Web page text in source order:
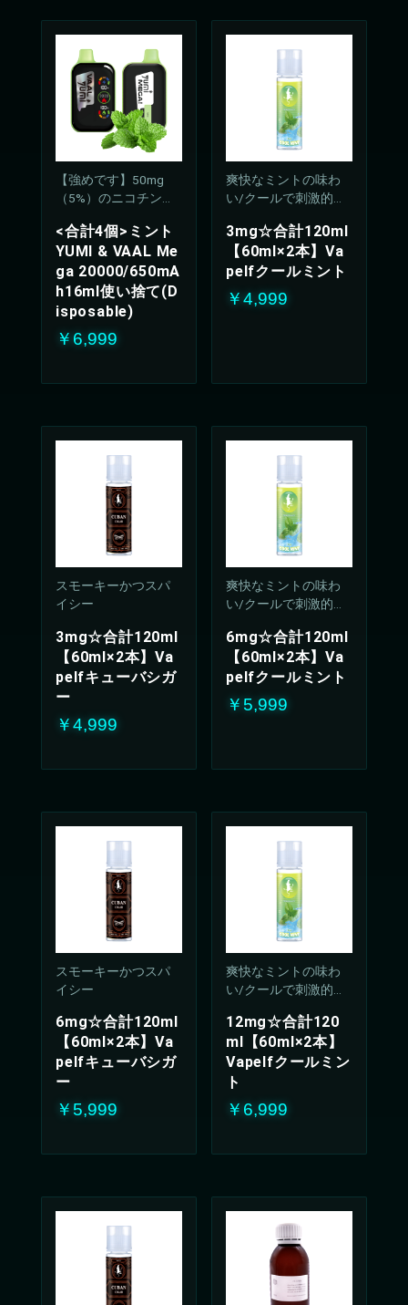
【強めです】50mg
（5%）のニコチン濃
<合計4個>ミント
YUMI & VAAL Me
ga 20000/650mA
h16ml使い捨て(D
isposable)
￥6,999
爽快なミントの味わ
い/クールで刺激的な
G%)
3mg☆合計120ml
【60ml×2本】Va
pelfクールミント
￥4,999
スモーキーかつスパ
イシー
3mg☆合計120ml
【60ml×2本】Va
pelfキューバシガ
ー
￥4,999
爽快なミントの味わ
い/クールで刺激的な
G%)
6mg☆合計120ml
【60ml×2本】Va
pelfクールミント
￥5,999
スモーキーかつスパ
イシー
6mg☆合計120ml
【60ml×2本】Va
pelfキューバシガ
ー
￥5,999
爽快なミントの味わ
い/クールで刺激的な
G%)
12mg☆合計120
ml【60ml×2本】
Vapelfクールミン
ト
￥6,999